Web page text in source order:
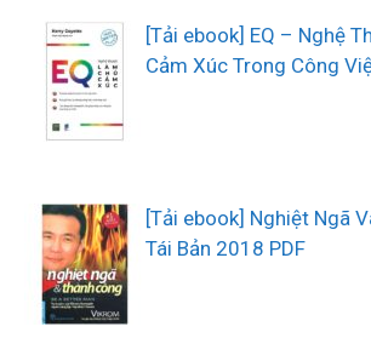
[Tải ebook] EQ – Nghệ
Cảm Xúc Trong Công
[Tải ebook] Nghiệt Ngã
Tái Bản 2018 PDF